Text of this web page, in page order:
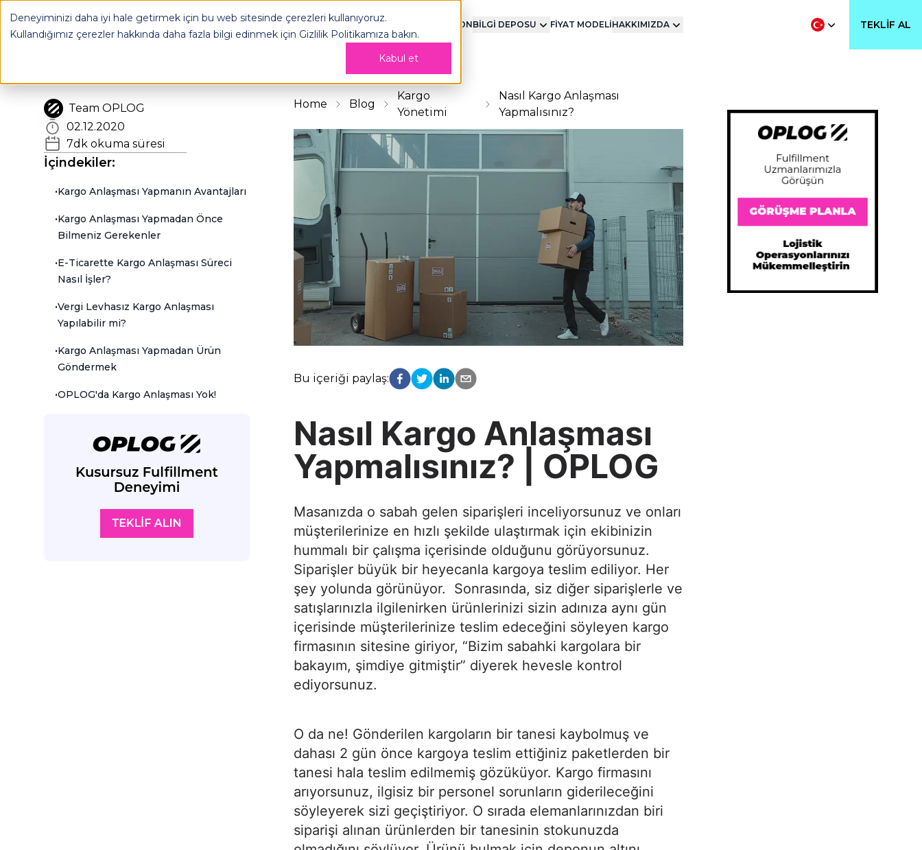
Deneyiminizi daha iyi hale getirmek için bu web sitesinde çerezleri kullanıyoruz.
Kullandığımız çerezler hakkında daha fazla bilgi edinmek için Gizlilik Politikamıza bakın.
Kabul et
OPLOG FULFILLMENT TEKNOLOJİ ENTEGRASYONBİLGİ DEPOSU FİYAT MODELİHAKKIMIZDA TEKLIF AL
Home Blog
Kargo
Yönetimi
Nasıl Kargo Anlaşması
Yapmalısınız?
Bu içeriği paylaş:
Nasıl Kargo Anlaşması
Yapmalısınız? | OPLOG
Masanızda o sabah gelen siparişleri inceliyorsunuz ve onları
müşterilerinize en hızlı şekilde ulaştırmak için ekibinizin
hummalı bir çalışma içerisinde olduğunu görüyorsunuz.
Siparişler büyük bir heyecanla kargoya teslim ediliyor. Her
şey yolunda görünüyor. Sonrasında, siz diğer siparişlerle ve
satışlarınızla ilgilenirken ürünlerinizi sizin adınıza aynı gün
içerisinde müşterilerinize teslim edeceğini söyleyen kargo
firmasının sitesine giriyor, “Bizim sabahki kargolara bir
bakayım, şimdiye gitmiştir” diyerek hevesle kontrol
ediyorsunuz.
O da ne! Gönderilen kargoların bir tanesi kaybolmuş ve
dahası 2 gün önce kargoya teslim ettiğiniz paketlerden bir
tanesi hala teslim edilmemiş gözüküyor. Kargo firmasını
arıyorsunuz, ilgisiz bir personel sorunların giderileceğini
söyleyerek sizi geçiştiriyor. O sırada elemanlarınızdan biri
siparişi alınan ürünlerden bir tanesinin stokunuzda
Team OPLOG
02.12.2020
7dk okuma süresi
İçindekiler:
•Kargo Anlaşması Yapmanın Avantajları
•Kargo Anlaşması Yapmadan Önce
Bilmeniz Gerekenler
•E-Ticarette Kargo Anlaşması Süreci
Nasıl İşler?
•Vergi Levhasız Kargo Anlaşması
Yapılabilir mi?
•Kargo Anlaşması Yapmadan Ürün
Göndermek
•OPLOG'da Kargo Anlaşması Yok!